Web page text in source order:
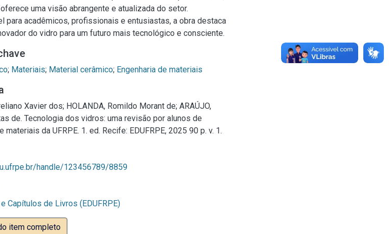
uma visão abrangente e atualizada do setor.
para acadêmicos, profissionais e entusiastas, a obra destaca
do vidro para um futuro mais tecnológico e consciente.
; Materiais; Material cerâmico; Engenharia de materiais
Xavier dos; HOLANDA, Romildo Morant de; ARAÚJO,
de. Tecnologia dos vidros: uma revisão por alunos de
materiais da UFRPE. 1. ed. Recife: EDUFRPE, 2025 90 p. v. 1.
handle/123456789/8859
Capítulos de Livros (EDUFRPE)
item completo